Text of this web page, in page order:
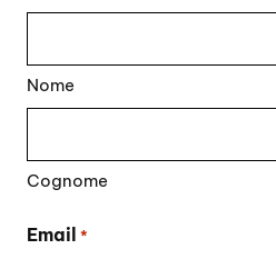
Nome
Cognome
Email *